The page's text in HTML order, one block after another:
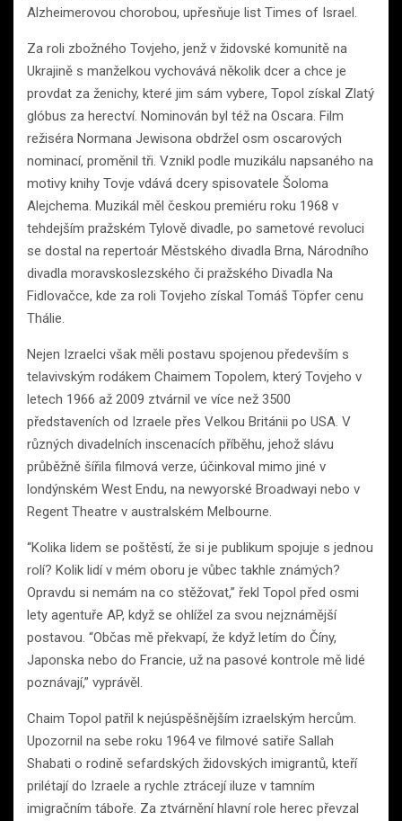
Alzheimerovou chorobou, upřesňuje list Times of Israel.
Za roli zbožného Tovjeho, jenž v židovské komunitě na
Ukrajině s manželkou vychovává několik dcer a chce je
provdat za ženichy, které jim sám vybere, Topol získal Zlatý
glóbus za herectví. Nominován byl též na Oscara. Film
režiséra Normana Jewisona obdržel osm oscarových
nominací, proměnil tři. Vznikl podle muzikálu napsaného na
motivy knihy Tovje vdává dcery spisovatele Šoloma
Alejchema. Muzikál měl českou premiéru roku 1968 v
tehdejším pražském Tylově divadle, po sametové revoluci
se dostal na repertoár Městského divadla Brna, Národního
divadla moravskoslezského či pražského Divadla Na
Fidlovačce, kde za roli Tovjeho získal Tomáš Töpfer cenu
Thálie.
Nejen Izraelci však měli postavu spojenou především s
telavivským rodákem Chaimem Topolem, který Tovjeho v
letech 1966 až 2009 ztvárnil ve více než 3500
představeních od Izraele přes Velkou Británii po USA. V
různých divadelních inscenacích příběhu, jehož slávu
průběžně šířila filmová verze, účinkoval mimo jiné v
londýnském West Endu, na newyorské Broadwayi nebo v
Regent Theatre v australském Melbourne.
“Kolika lidem se poštěstí, že si je publikum spojuje s jednou
rolí? Kolik lidí v mém oboru je vůbec takhle známých?
Opravdu si nemám na co stěžovat,” řekl Topol před osmi
lety agentuře AP, když se ohlížel za svou nejznámější
postavou. “Občas mě překvapí, že když letím do Číny,
Japonska nebo do Francie, už na pasové kontrole mě lidé
poznávají,” vyprávěl.
Chaim Topol patřil k nejúspěšnějším izraelským hercům.
Upozornil na sebe roku 1964 ve filmové satiře Sallah
Shabati o rodině sefardských židovských imigrantů, kteří
prilétají do Izraele a rychle ztrácejí iluze v tamním
imigračním táboře. Za ztvárnění hlavní role herec převzal